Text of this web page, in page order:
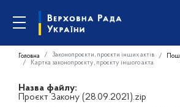
Головна Законопроєкти, проєкти інших актів
Картка законопроєкту, проєкту іншого акта
Назва файлу:
Проєкт Закону (28.09.2021).zip